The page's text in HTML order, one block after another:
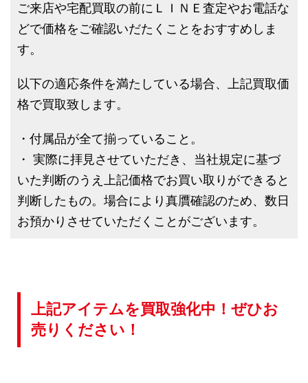
ご来店や宅配買取の前にＬＩＮＥ査定やお電話な
どで価格をご確認いだたくことをおすすめしま
す。
以下の適応条件を満たしている場合、上記買取価
格で買取致します。
・付属品が全て揃っていること。
・ 実際に拝見させていただき、当社規定に基づ
いた判断のうえ上記価格でお買い取りができると
判断したもの。場合により真贋確認のため、数日
お預かりさせていただくことがございます。
上記アイテムを買取強化中！ぜひお
売りください！